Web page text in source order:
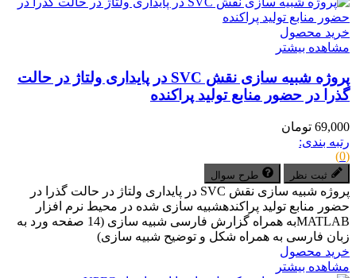
خرید محصول
مشاهده بیشتر
پروژه شبیه سازی نقش SVC در پایداری ولتاژ در حالت
گذرا در حضور منابع تولید پراکنده
69,000 تومان
رتبه بندی:
(0)
ثبت نظر طرح سوال
پروژه شبیه سازی نقش SVC در پایداری ولتاژ در حالت گذرا در
حضور منابع تولید پراکندهشبیه سازی شده در محیط نرم افزار
MATLABبه همراه گزارش فارسی شبیه سازی (14 صفحه ورد به
زبان فارسی به همراه شکل و توضیح شبیه سازی)
خرید محصول
مشاهده بیشتر